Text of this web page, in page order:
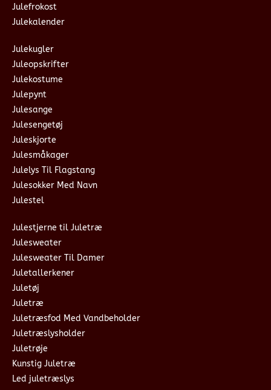
Julefrokost
Julekalender
Julekugler
Juleopskrifter
Julekostume
Julepynt
Julesange
Julesengetøj
Juleskjorte
Julesmåkager
Julelys Til Flagstang
Julesokker Med Navn
Julestel
Julestjerne til Juletræ
Julesweater
Julesweater Til Damer
Juletallerkener
Juletøj
Juletræ
Juletræsfod Med Vandbeholder
Juletræslysholder
Juletrøje
Kunstig Juletræ
Led juletræslys